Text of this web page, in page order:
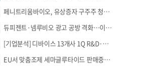
페니트리움바이오, 유상증자 구주주 청약률 91.03% 기록
듀피젠트·넴루비오 광고 공방 격화…이번엔 사노피가 일부 문구 변경
[기업분석] 디바이스 13개사 1Q R&D·해외매출 증가
EU서 맞춤조제 세마글루타이드 판매중단 판결